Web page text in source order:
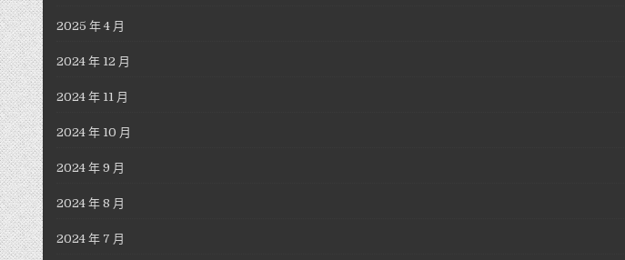
2025 年 4 月
2024 年 12 月
2024 年 11 月
2024 年 10 月
2024 年 9 月
2024 年 8 月
2024 年 7 月